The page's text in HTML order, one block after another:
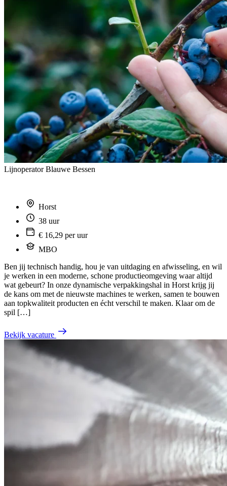
Lijnoperator Blauwe Bessen
Horst
38 uur
€ 16,29 per uur
MBO
Ben jij technisch handig, hou je van uitdaging en afwisseling, en wil
je werken in een moderne, schone productieomgeving waar altijd
wat gebeurt? In onze dynamische verpakkingshal in Horst krijg jij
de kans om met de nieuwste machines te werken, samen te bouwen
aan topkwaliteit producten en écht verschil te maken. Klaar om de
spil […]
Bekijk vacature